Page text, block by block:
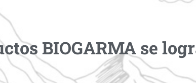
BIOGARMA se